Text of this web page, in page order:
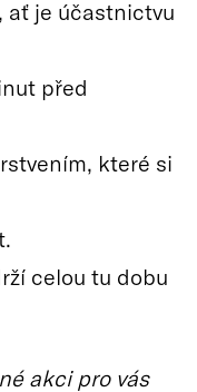
ať je účastnictvu
před
které si
celou tu dobu
akci pro vás